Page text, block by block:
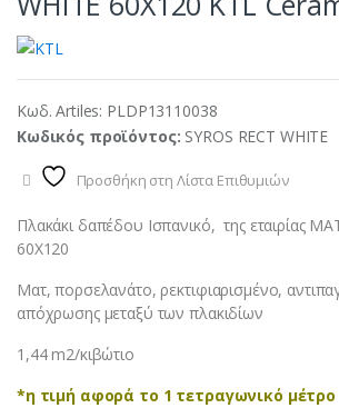
Κωδ. Artiles: PLDP13110038
Κωδικός προϊόντος: SYROS RECT WHITE
Προσθήκη στη Λίστα Επιθυμιών
Πλακάκι δαπέδου Ισπανικό, της εταιρίας
60X120
Ματ, πορσελανάτο, ρεκτιφιαρισμένο,
απόχρωσης μεταξύ των πλακιδίων
1,44 m2/κιβώτιο
*η τιμή αφορά το 1 τετραγωνικό μέτρο